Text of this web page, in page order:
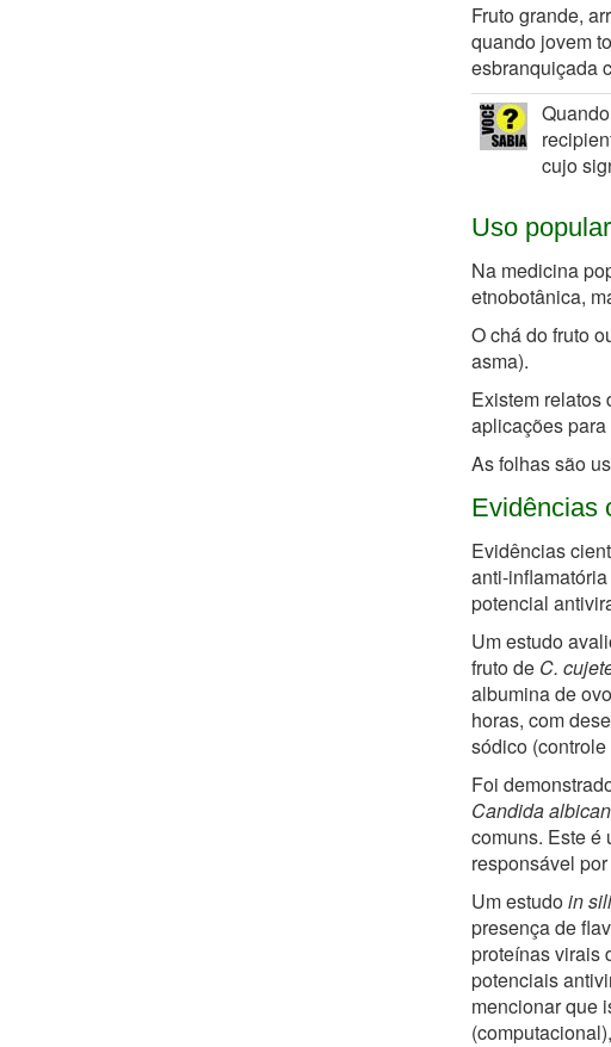
Fruto grande,
quando jovem
esbranquiçada
cujo
Uso
Na medicina
etnobotânica,
O chá do fruto
asma).
Existem relatos
aplicações
As folhas são
Evidências
Evidências
anti-
potencial
Um estudo
fruto de C.
albumina de
horas, com
sódico
Foi
Candida
comuns. Este é
responsável
Um estudoin
presença de
proteínas virais
potenciais
mencionar que